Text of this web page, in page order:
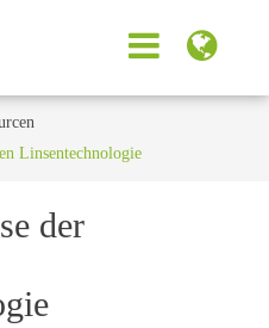
Linsentechnologie
der